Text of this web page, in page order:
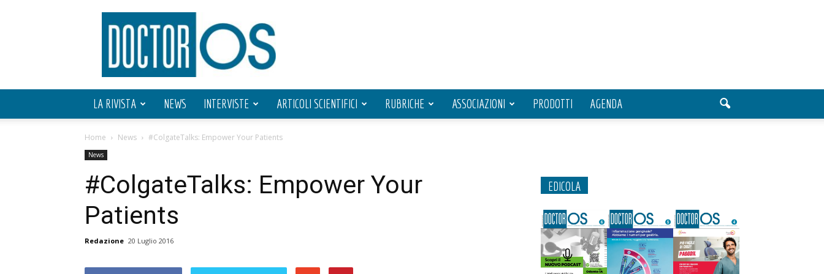
Doctor
OS
LA RIVISTA NEWS INTERVISTE ARTICOLI SCIENTIFICI RUBRICHE ASSOCIAZIONI PRODOTTI AGENDA
Home News #ColgateTalks: Empower Your Patients
News
#ColgateTalks: Empower Your
Patients
Redazione 20 Luglio 2016
EDICOLA